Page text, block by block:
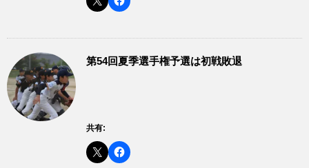
第54回夏季選手権予選は初戦敗退
共有: